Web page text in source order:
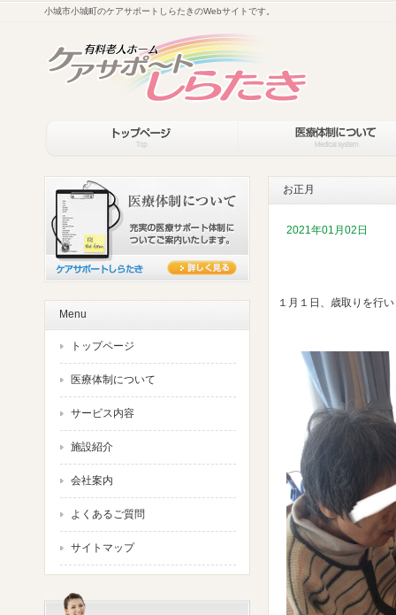
小城市小城町のケアサポートしらたきのWebサイトです。
お正月
2021年01月02日
１月１日、歳取りを行
Menu
トップページ
医療体制について
サービス内容
施設紹介
会社案内
よくあるご質問
サイトマップ